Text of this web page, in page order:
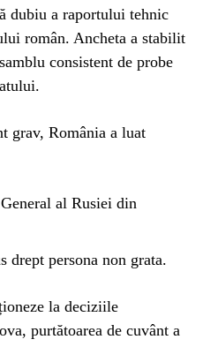
dubiu a raportului tehnic
român. Ancheta a stabilit
consistent de probe
grav, România a luat
al Rusiei din
drept persona non grata.
la deciziile
purtătoarea de cuvânt a